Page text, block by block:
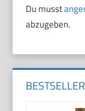
Du musst
abzugeben.
BESTSELLER